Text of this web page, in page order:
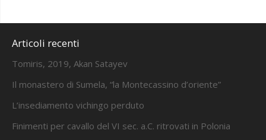
Articoli recenti
Tomiris, 2019, Akan Satayev
Il monastero di Sumela, “la Montecassino d’oriente”
L’insediamento vichingo perduto
Finimenti per cavallo del VI sec. a.C. ritrovati in Polonia